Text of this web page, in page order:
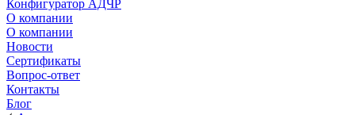
Конфигуратор АДЧР
О компании
О компании
Новости
Сертификаты
Вопрос-ответ
Контакты
Блог